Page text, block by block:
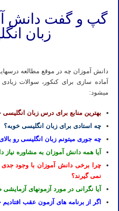
گپ و گفت دانش
زبان
دانش آموزان چه در موقع مطالعه
آماده سازی برای کنکور، سوالات
میشود:
بهترین منابع برای درس زبان انگلیسی
چه استادی برای زبان انگلیسی خوبه؟
چه جوری میتونم زبان انگلیسی رو بالای ۸۰ درصد
آیا همه دانش آموزان به مشاوره نیاز
چرا برخی دانش آموزان با وجود
نمی گیرند؟
آیا نگرانی در مورد آزمونهای
اگر از برنامه های آزمون عقب